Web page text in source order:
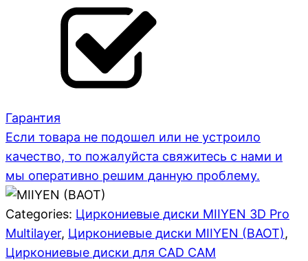
Гарантия
Если товара не подошел или не устроило
качество, то пожалуйста свяжитесь с нами и
мы оперативно решим данную проблему.
Categories: Циркониевые диски MIIYEN 3D Pro
Multilayer, Циркониевые диски MIIYEN (BAOT),
Циркониевые диски для CAD CAM